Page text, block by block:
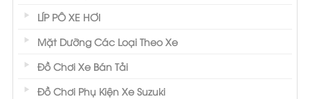
LÍP PÔ XE HƠI
Mặt Dưỡng Các Loại Theo Xe
Đồ Chơi Xe Bán Tải
Đồ Chơi Phụ Kiện Xe Suzuki